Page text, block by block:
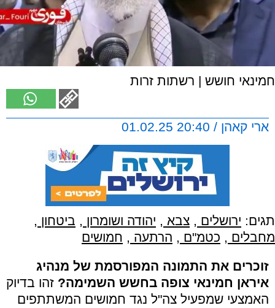
חמינאי חושש | רשתות זרות
ארי קאהן / 20:40 01.02.25
תגים: ירושלים , צבא , יהודה ושומרון , ביטחון ,
מחבלים , כטמ"ם , הרתעה , חמושים
זוכרים את התמונה המפורסמת של מנהיג
איראן חמינאי צופה בחשש השמימה? זהו בדיוק
האמצעי שמפעיל צה"ל נגד חמושים המשתתפים